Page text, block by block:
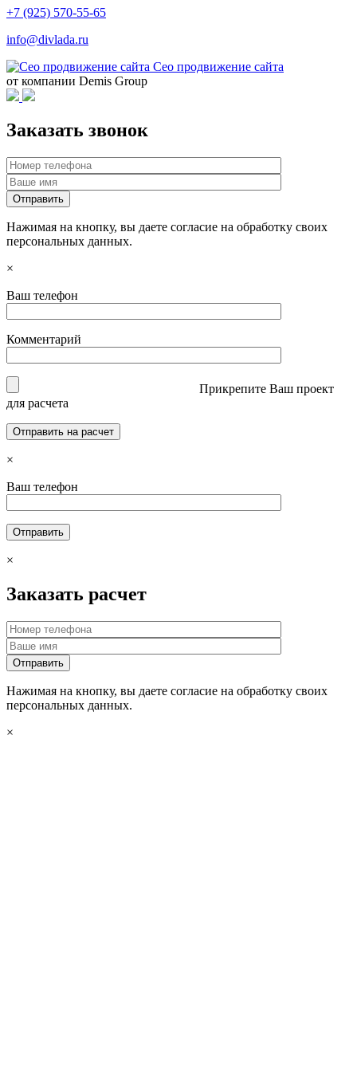
+7 (925) 570-55-65
info@divlada.ru
Сео продвижение сайта
от компании Demis Group
Заказать звонок
Нажимая на кнопку, вы даете согласие на обработку своих
персональных данных.
×
Ваш телефон
Комментарий
Прикрепите Ваш проект
для расчета
×
Ваш телефон
×
Заказать расчет
Нажимая на кнопку, вы даете согласие на обработку своих
персональных данных.
×